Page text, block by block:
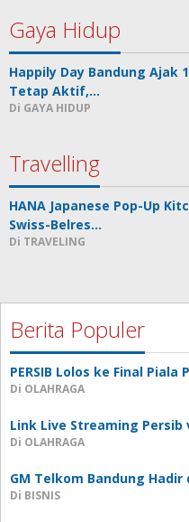
Gaya Hidup
Happily Day Bandung Ajak
Tetap Aktif,…
Di GAYA HIDUP
Travelling
HANA Japanese Pop-Up
Swiss-Belres…
Di TRAVELING
Berita Populer
PERSIB Lolos ke Final
Di OLAHRAGA
Link Live Streaming Persib
Di OLAHRAGA
GM Telkom Bandung
Di BISNIS